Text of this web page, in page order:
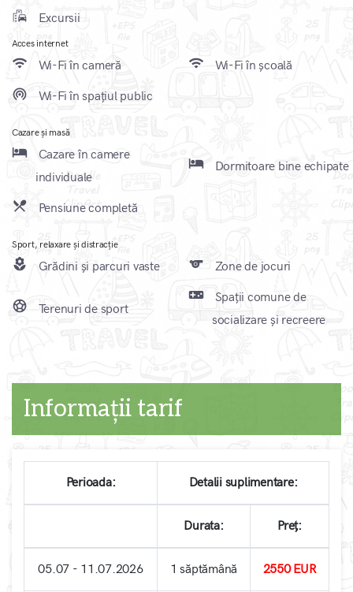
emoji_transportation Excursii
Acces internet
wifi Wi-Fi în cameră wifi Wi-Fi în școală
wifi_tethering Wi-Fi în spațiul public
Cazare și masă
local_hotel
Cazare în camere
individuale
local_hotel Dormitoare bine echipate
local_dining Pensiune completă
Sport, relaxare și distracție
local_florist Grădini și parcuri vaste sports Zone de jocuri
sports_soccer Terenuri de sport
videogame_asset
Spații comune de
socializare și recreere
Informații tarif
Perioada: Detalii suplimentare:
Durata: Preț:
05.07 - 11.07.2026 1 săptămână 2550 EUR